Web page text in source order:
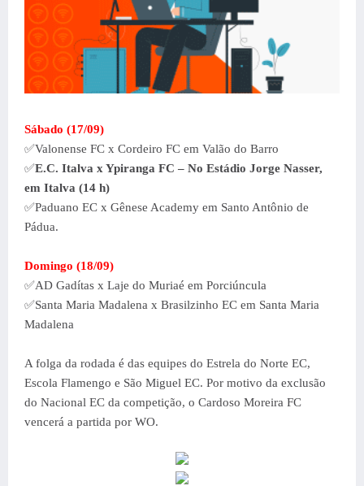
Sábado (17/09)
✅Valonense FC x Cordeiro FC em Valão do Barro
✅E.C. Italva x Ypiranga FC – No Estádio Jorge Nasser,
em Italva (14 h)
✅Paduano EC x Gênese Academy em Santo Antônio de
Pádua.
Domingo (18/09)
✅AD Gadítas x Laje do Muriaé em Porciúncula
✅Santa Maria Madalena x Brasilzinho EC em Santa Maria
Madalena
A folga da rodada é das equipes do Estrela do Norte EC,
Escola Flamengo e São Miguel EC. Por motivo da exclusão
do Nacional EC da competição, o Cardoso Moreira FC
vencerá a partida por WO.